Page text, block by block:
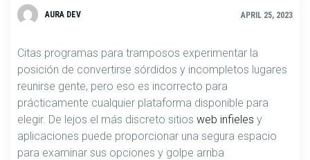
AURA DEV APRIL 25, 2023
Citas programas para tramposos experimentar la
posición de convertirse sórdidos y incompletos lugares
reunirse gente, pero eso es incorrecto para
prácticamente cualquier plataforma disponible para
elegir. De lejos el más discreto sitios web infieles y
aplicaciones puede proporcionar una segura espacio
para examinar sus opciones y golpe arriba